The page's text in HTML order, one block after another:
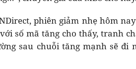
phiên giảm nhẹ hôm
số mã tăng cho thấy, tranh
sau chuỗi tăng mạnh sẽ đi